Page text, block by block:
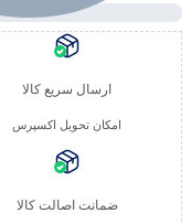
ارسال سریع کالا
امکان تحویل اکسپرس
ضمانت اصالت کالا